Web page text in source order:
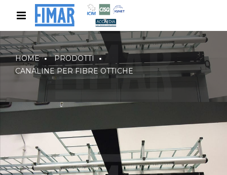
HOME
PRODOTTI
CANALINE PER FIBRE OTTICHE